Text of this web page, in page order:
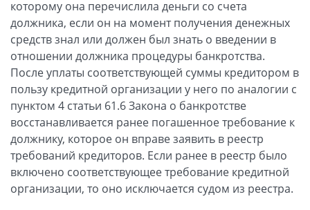
которому она перечислила деньги со счета
должника, если он на момент получения денежных
средств знал или должен был знать о введении в
отношении должника процедуры банкротства.
После уплаты соответствующей суммы кредитором в
пользу кредитной организации у него по аналогии с
пунктом 4 статьи 61.6 Закона о банкротстве
восстанавливается ранее погашенное требование к
должнику, которое он вправе заявить в реестр
требований кредиторов. Если ранее в реестр было
включено соответствующее требование кредитной
организации, то оно исключается судом из реестра.